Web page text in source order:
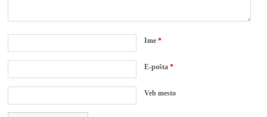
Ime*
E-pošta*
Veb mesto